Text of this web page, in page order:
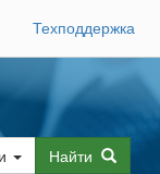
Техподдержка
Найти